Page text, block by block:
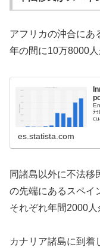
アフリカの沖合にあ
年の間に10万8000
ﾃ
es.statista.com
同諸島以外に不法移
の先端にあるスペイ
それぞれ年間2000人
カナリア諸島に到着